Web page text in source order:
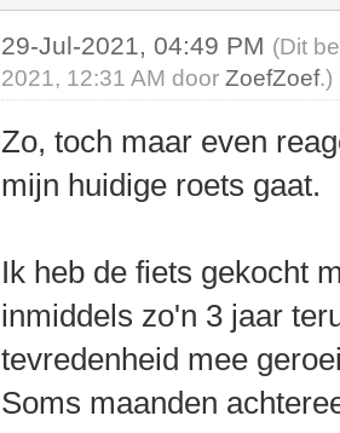
29-Jul-2021, 04:49 PM (Dit
2021, 12:31 AM doorZoefZoef.)
Zo, toch maar even
mijn huidige roets gaat.
Ik heb de fiets gekocht
inmiddels zo'n 3 jaar
tevredenheid mee
Soms maanden